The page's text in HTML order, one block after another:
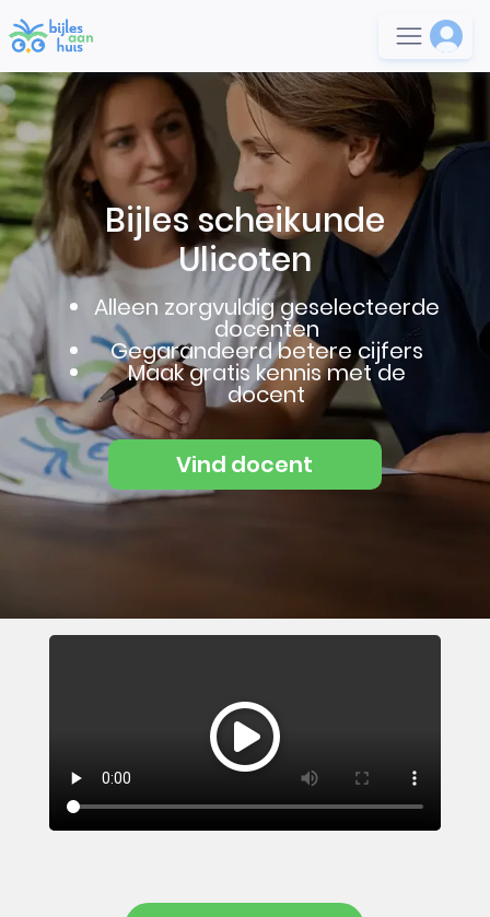
Bijles scheikunde
Ulicoten
Alleen zorgvuldig geselecteerde
docenten
Gegarandeerd betere cijfers
Maak gratis kennis met de
docent
Vind docent